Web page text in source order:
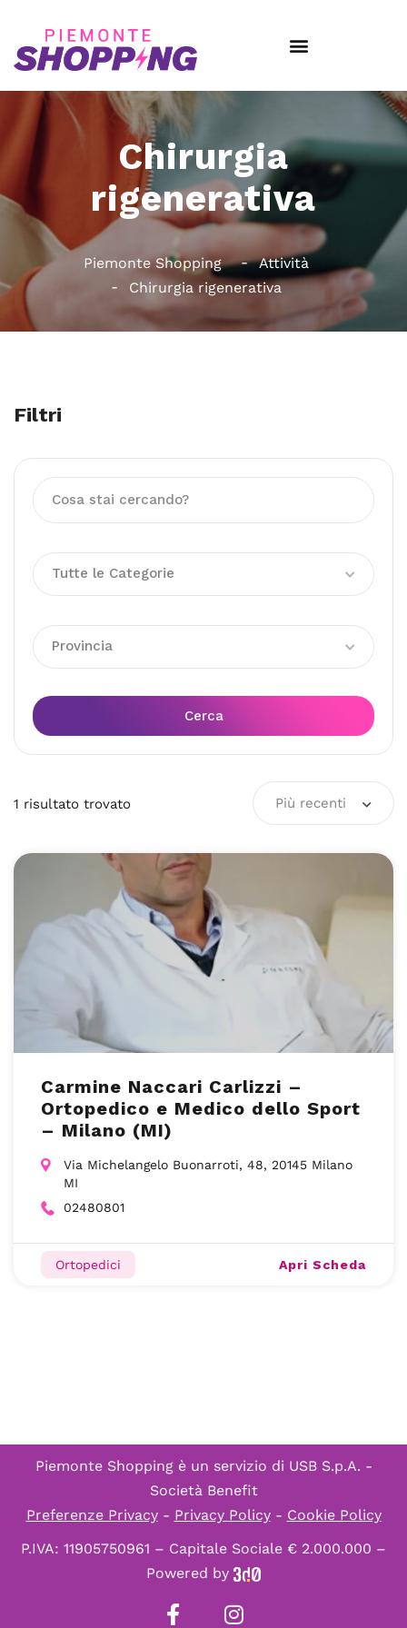
Chirurgia
rigenerativa
Piemonte Shopping
Attività
Chirurgia rigenerativa
Filtri
Tutte le Categorie
Provincia
Cerca
1 risultato trovato Più recenti
Carmine Naccari Carlizzi –
Ortopedico e Medico dello Sport
– Milano (MI)
Via Michelangelo Buonarroti, 48, 20145 Milano
MI
02480801
Ortopedici Apri Scheda
Piemonte Shopping è un servizio di USB S.p.A. -
Società Benefit
Preferenze Privacy- Privacy Policy- Cookie Policy
P.IVA: 11905750961 – Capitale Sociale € 2.000.000 –
Powered by